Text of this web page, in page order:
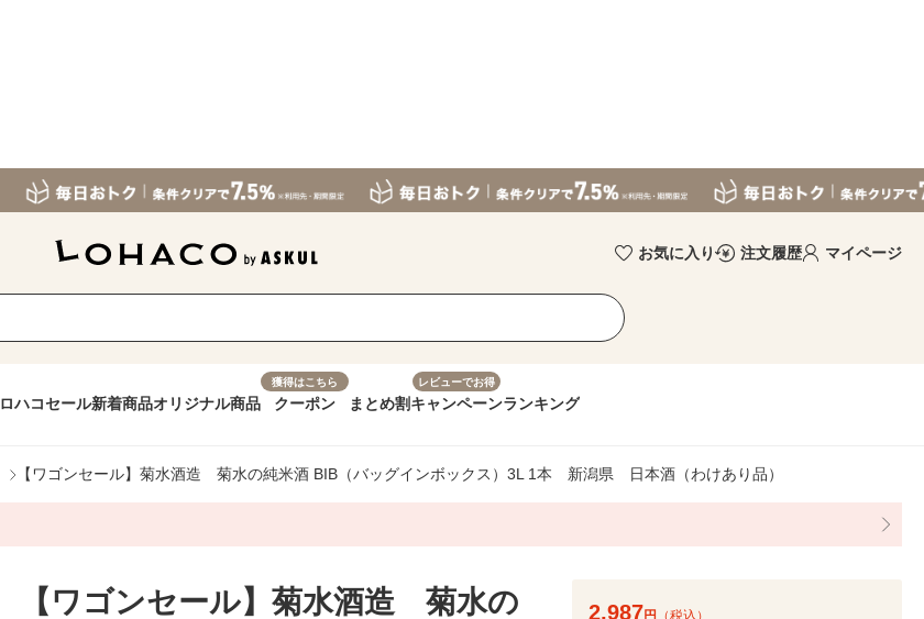
お気に入り 注文履歴 マイページ
ロハコセール新着商品オリジナル商品
獲得はこちら
クーポン まとめ割
レビューでお得
キャンペーンランキング
【ワゴンセール】菊水酒造 菊水の純米酒 BIB（バッグインボックス）3L 1本 新潟県 日本酒（わけあり品）
【ワゴンセール】菊水酒造 菊水の
2,987円 （税込）